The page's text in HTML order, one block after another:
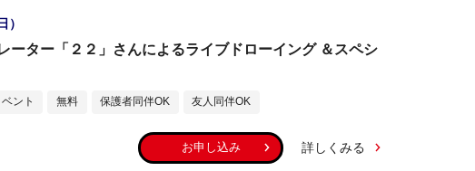
）
ーター「２２」さんによるライブドローイング ＆スペシ
ント 無料 保護者同伴OK 友人同伴OK
お申し込み 詳しくみる